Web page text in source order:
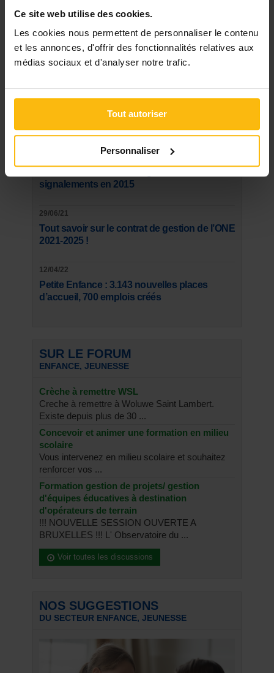
Ce site web utilise des cookies.
Les cookies nous permettent de personnaliser le contenu
et les annonces, d'offrir des fonctionnalités relatives aux
médias sociaux et d'analyser notre trafic.
Tout autoriser
Personnaliser
Les plus lus
Subsides: comment financer votre projet?
signalements en 2015
29/06/21
Tout savoir sur le contrat de gestion de l’ONE
2021-2025 !
12/04/22
Petite Enfance : 3.143 nouvelles places
d’accueil, 700 emplois créés
SUR LE FORUM
ENFANCE, JEUNESSE
Crèche à remettre WSL
Creche à remettre à Woluwe Saint Lambert.
Existe depuis plus de 30 ...
Concevoir et animer une formation en milieu
scolaire
Vous intervenez en milieu scolaire et souhaitez
renforcer vos ...
Formation gestion de projets/ gestion
d'équipes éducatives à destination
d'opérateurs de terrain
!!! NOUVELLE SESSION OUVERTE A
BRUXELLES !!! L' Observatoire du ...
Voir toutes les discussions
NOS SUGGESTIONS
DU SECTEUR ENFANCE, JEUNESSE